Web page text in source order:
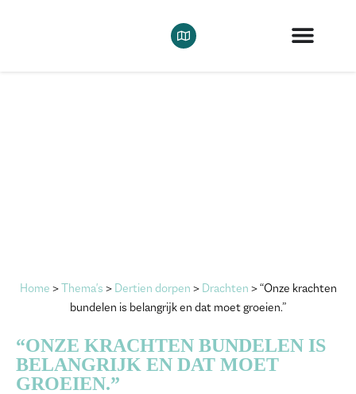
Home >Thema's > Dertien dorpen > Drachten >“Onze krachten
bundelen is belangrijk en dat moet groeien.”
“ONZE KRACHTEN BUNDELEN IS
BELANGRIJK EN DAT MOET
GROEIEN.”